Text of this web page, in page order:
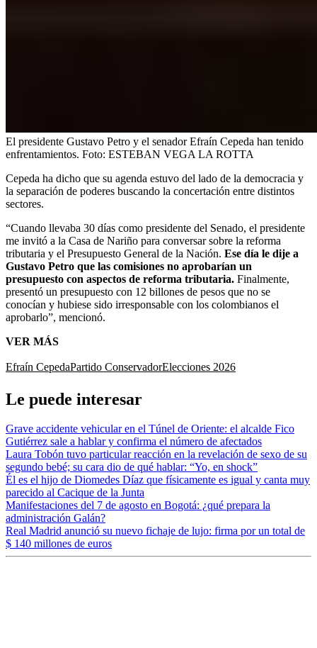
El presidente Gustavo Petro y el senador Efraín Cepeda han tenido
enfrentamientos. Foto: ESTEBAN VEGA LA ROTTA
Cepeda ha dicho que su agenda estuvo del lado de la democracia y
la separación de poderes buscando la concertación entre distintos
sectores.
“Cuando llevaba 30 días como presidente del Senado, el presidente
me invitó a la Casa de Nariño para conversar sobre la reforma
tributaria y el Presupuesto General de la Nación. Ese día le dije a
Gustavo Petro que las comisiones no aprobarían un
presupuesto con aspectos de reforma tributaria. Finalmente,
presentó un presupuesto con 12 billones de pesos que no se
conocían y hubiese sido irresponsable con los colombianos el
aprobarlo”, mencionó.
VER MÁS
Efraín CepedaPartido ConservadorElecciones 2026
Le puede interesar
Grave accidente vehicular en el Túnel de Oriente: el alcalde Fico
Gutiérrez sale a hablar y confirma el número de afectados
Laura Tobón tuvo particular reacción en la revelación de sexo de su
segundo bebé; su cara dio de qué hablar: “Yo, en shock”
Él es el hijo de Diomedes Díaz que físicamente es igual y canta muy
parecido al Cacique de la Junta
Manifestaciones del 7 de agosto en Bogotá: ¿qué prepara la
administración Galán?
Real Madrid anunció su nuevo fichaje de lujo: firma por un total de
$ 140 millones de euros